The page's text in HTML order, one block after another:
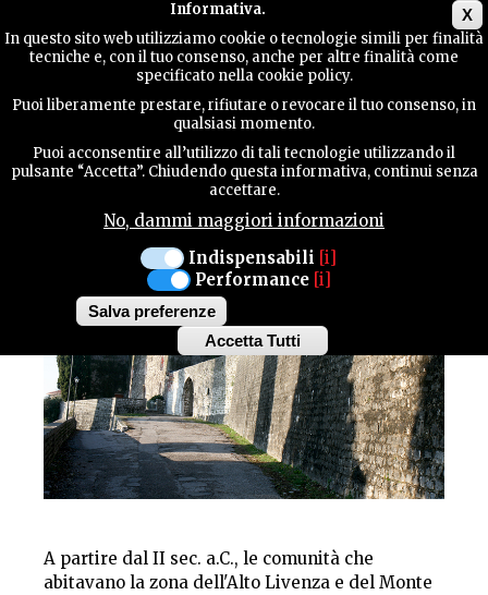
X
Informativa.
In questo sito web utilizziamo cookie o tecnologie simili per finalità
tecniche e, con il tuo consenso, anche per altre finalità come
specificato nella cookie policy.
Puoi liberamente prestare, rifiutare o revocare il tuo consenso, in
qualsiasi momento.
Puoi acconsentire all’utilizzo di tali tecnologie utilizzando il
pulsante “Accetta”. Chiudendo questa informativa, continui senza
accettare.
No, dammi maggiori informazioni
Indispensabili [i]
Performance [i]
Salva preferenze
Accetta Tutti
Withdraw
consent
CONTATTI
Centri Storici / Storia
AVIANO
STORIA DI AVIANO
A partire dal II sec. a.C., le comunità che
abitavano la zona dell'Alto Livenza e del Monte